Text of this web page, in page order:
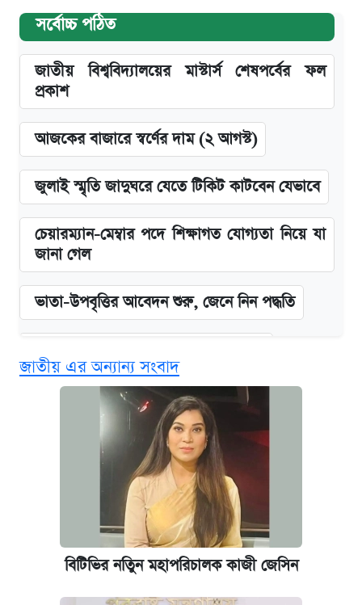
সর্বোচ্চ পঠিত
জাতীয় বিশ্ববিদ্যালয়ের মাস্টার্স শেষপর্বের ফল
প্রকাশ
আজকের বাজারে স্বর্ণের দাম (২ আগস্ট)
জুলাই স্মৃতি জাদুঘরে যেতে টিকিট কাটবেন যেভাবে
চেয়ারম্যান-মেম্বার পদে শিক্ষাগত যোগ্যতা নিয়ে যা
জানা গেল
ভাতা-উপবৃত্তির আবেদন শুরু, জেনে নিন পদ্ধতি
‘গুলশানের চামেলি’ তে যৌনকর্মীর দালাল অ্যাডলফ
আজ শুক্রবার রাজধানীর যেসব মার্কেট-দোকানপাট
কবে শুরু হচ্ছে ঢাবির ভর্তি আবেদন, জানাল কর্তৃপক্ষ
আজকের বাজারে স্বর্ণের দাম (৪ আগস্ট)
জাতীয় এর অন্যান্য সংবাদ
বিটিভির নতিুন মহাপরিচালক কাজী জেসিন